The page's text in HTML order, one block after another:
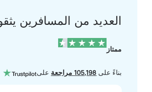
العديد من المسافرين يثقون
بناءً على105,198 مراجعة على